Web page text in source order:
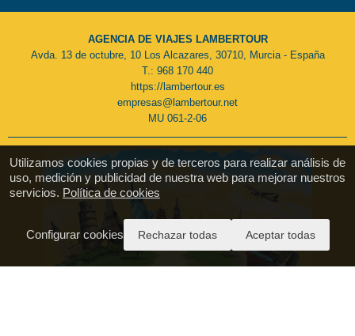
Utilizamos cookies propias y de terceros para realizar análisis de
uso, medición y publicidad de nuestra web para mejorar nuestros
servicios. Política de cookies
Configurar cookies Rechazar todas Aceptar todas
AGENCIA DE VIAJES LAMBERTOUR
Avda. 13 de octubre, 10 Los Alcazares, 30710, Murcia - España
T.: 968 170 440
https://lambertour.es
empresas@lambertour.net
MU 061-2-06